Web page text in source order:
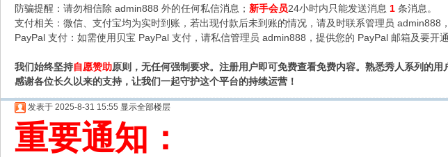
防骗提醒：请勿相信除 admin888 外的任何私信消息； 新手会员24小时内只能发送消息 1 条消息。
支付相关：微信、支付宝均为实时到账，若出现付款后未到账的情况，请及时联系管理员 admin888
PayPal 支付：如需使用贝宝 PayPal 支付，请私信管理员 admin888，提供您的 PayPal 邮箱及要开
我们始终坚持自愿赞助原则，无任何强制要求。注册用户即可免费查看免费内容。熟悉秀人系列的
感谢各位长久以来的支持，让我们一起守护这个平台的持续运营！
发表于 2025-8-31 15:55 显示全部楼层
重要通知：